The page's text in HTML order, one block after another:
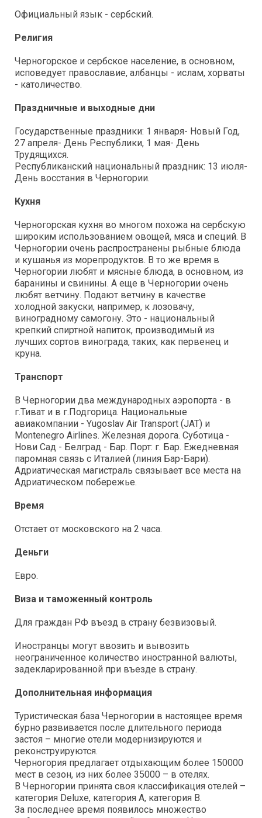
Официальный язык - сербский.
Религия
Черногорское и сербское население, в основном,
исповедует православие, албанцы - ислам, хорваты
- католичество.
Праздничные и выходные дни
Государственные праздники: 1 января- Новый Год,
27 апреля- День Республики, 1 мая- День
Трудящихся.
Республиканский национальный праздник: 13 июля-
День восстания в Черногории.
Кухня
Черногорская кухня во многом похожа на сербскую
широким использованием овощей, мяса и специй. В
Черногории очень распространены рыбные блюда
и кушанья из морепродуктов. В то же время в
Черногории любят и мясные блюда, в основном, из
баранины и свинины. А еще в Черногории очень
любят ветчину. Подают ветчину в качестве
холодной закуски, например, к лозовачу,
виноградному самогону. Это - национальный
крепкий спиртной напиток, производимый из
лучших сортов винограда, таких, как первенец и
круна.
Транспорт
В Черногории два международных аэропорта - в
г.Тиват и в г.Подгорица. Национальные
авиакомпании - Yugoslav Air Transport (JAT) и
Montenegro Airlines. Железная дорога. Суботица -
Нови Сад - Белград - Бар. Порт: г. Бар. Ежедневная
паромная связь с Италией (линия Бар-Бари).
Адриатическая магистраль связывает все места на
Адриатическом побережье.
Время
Отстает от московского на 2 часа.
Деньги
Евро.
Виза и таможенный контроль
Для граждан РФ въезд в страну безвизовый.
Иностранцы могут ввозить и вывозить
неограниченное количество иностранной валюты,
задекларированной при въезде в страну.
Дополнительная информация
Туристическая база Черногории в настоящее время
бурно развивается после длительного периода
застоя – многие отели модернизируются и
реконструируются.
Черногория предлагает отдыхающим более 150000
мест в сезон, из них более 35000 – в отелях.
В Черногории принята своя классификация отелей –
категория Deluxe, категория А, категория В.
За последнее время появилось множество